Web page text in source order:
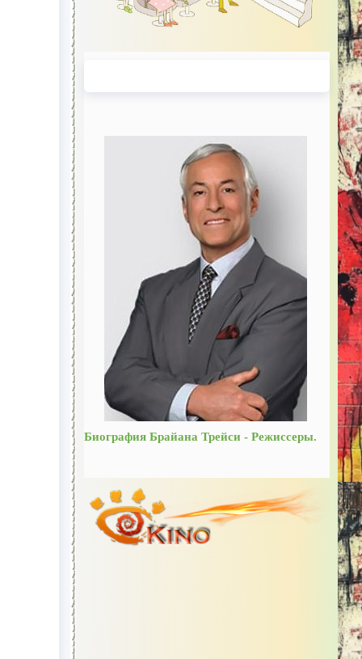
Биография Брайана Трейси - Режиссеры.